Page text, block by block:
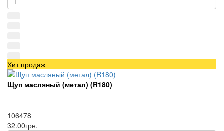
Хит продаж
Щуп масляный (метал) (R180)
106478
32.00грн.